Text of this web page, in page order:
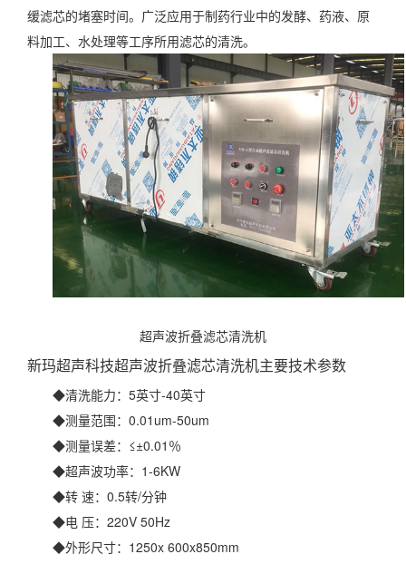
缓滤芯的堵塞时间。广泛应用于制药行业中的发酵、药液、原
料加工、水处理等工序所用滤芯的清洗。
超声波折叠滤芯清洗机
新玛超声科技超声波折叠滤芯清洗机主要技术参数
◆清洗能力：5英寸-40英寸
◆测量范围：0.01um-50um
◆测量误差：≤±0.01％
◆超声波功率：1-6KW
◆转 速：0.5转/分钟
◆电 压：220V 50Hz
◆外形尺寸：1250x 600x850mm